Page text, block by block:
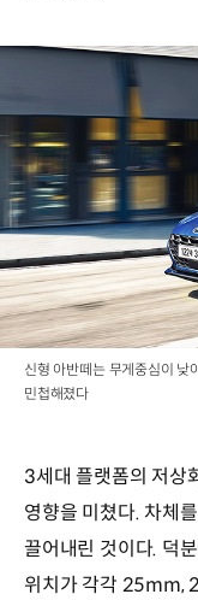
신형 아반떼는 무게중심이 낮
민첩해졌다
3세대 플랫폼의 저상
영향을 미쳤다. 차체
끌어내린 것이다. 덕
위치가 각각 25mm,